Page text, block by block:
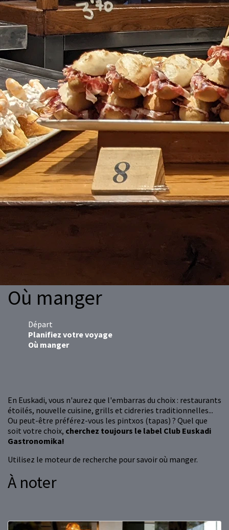
Où manger
Départ
Planifiez votre voyage
Où manger
En Euskadi, vous n'aurez que l'embarras du choix : restaurants
étoilés, nouvelle cuisine, grills et cidreries traditionnelles...
Ou peut-être préférez-vous les pintxos (tapas) ? Quel que
soit votre choix, cherchez toujours le label Club Euskadi
Gastronomika!
Utilisez le moteur de recherche pour savoir où manger.
À noter